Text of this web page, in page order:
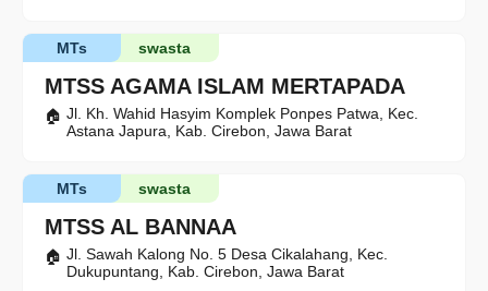
MTSS AGAMA ISLAM MERTAPADA
swasta
MTs
Jl. Kh. Wahid Hasyim Komplek Ponpes Patwa, Kec.
Astana Japura, Kab. Cirebon, Jawa Barat
MTSS AL BANNAA
swasta
MTs
Jl. Sawah Kalong No. 5 Desa Cikalahang, Kec.
Dukupuntang, Kab. Cirebon, Jawa Barat